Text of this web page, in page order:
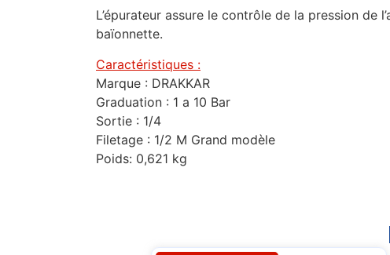
L’épurateur assure le contrôle de la pression
baïonnette.
Caractéristiques :
Marque : DRAKKAR
Graduation : 1 a 10 Bar
Sortie : 1/4
Filetage : 1/2 M Grand modèle
Poids: 0,621 kg